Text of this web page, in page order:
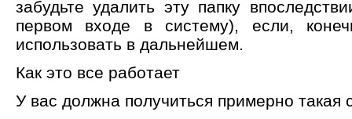
забудьте удалить эту папку
первом входе в систему), если,
использовать в дальнейшем.
Как это все работает
У вас должна получиться примерно такая